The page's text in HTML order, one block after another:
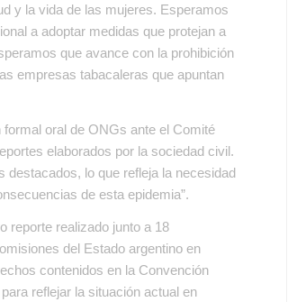
y la vida de las mujeres. Esperamos
a adoptar medidas que protejan a
que avance con la prohibición
empresas tabacaleras que apuntan
oral de ONGs ante el Comité
elaborados por la sociedad civil.
destacados, lo que refleja la necesidad
de esta epidemia”.
reporte realizado junto a 18
del Estado argentino en
contenidos en la Convención
reflejar la situación actual en